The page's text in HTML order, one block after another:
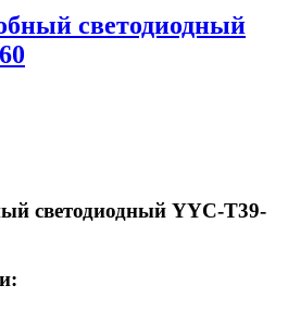
светодиодный
светодиодный YYC-T39-